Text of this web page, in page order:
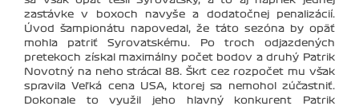
zastávke v boxoch navyše a dodatočnej penalizácií.
Úvod šampionátu napovedal, že táto sezóna by opäť
mohla patriť Syrovatskému. Po troch odjazdených
pretekoch získal maximálny počet bodov a druhý Patrik
Novotný na neho strácal 88. Škrt cez rozpočet mu však
spravila Veľká cena USA, ktorej sa nemohol zúčastniť.
Dokonale to využil jeho hlavný konkurent Patrik